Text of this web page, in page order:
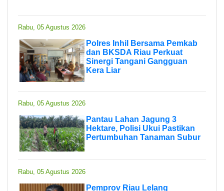
Rabu, 05 Agustus 2026
Polres Inhil Bersama Pemkab
dan BKSDA Riau Perkuat
Sinergi Tangani Gangguan
Kera Liar
Rabu, 05 Agustus 2026
Pantau Lahan Jagung 3
Hektare, Polisi Ukui Pastikan
Pertumbuhan Tanaman Subur
Rabu, 05 Agustus 2026
Pemprov Riau Lelang